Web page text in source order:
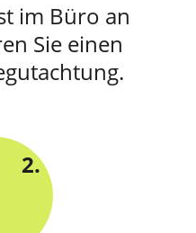
im Büro an
Sie einen
2.